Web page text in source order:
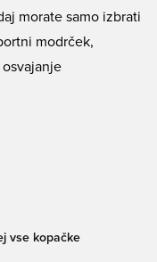
morate samo izbrati
modrček,
vse kopačke